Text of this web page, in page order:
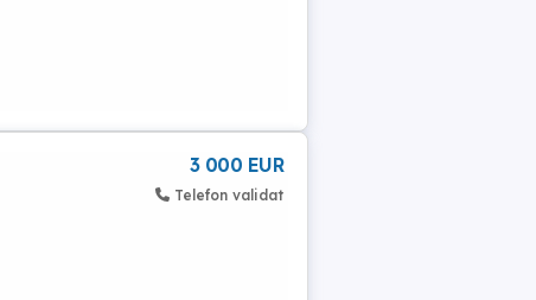
3 000 EUR
Telefon validat